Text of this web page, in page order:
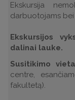
Ekskursija
darbuotojams
Ekskursijos
dalinai lauke.
Susitikimo
centre,
fakultetą).